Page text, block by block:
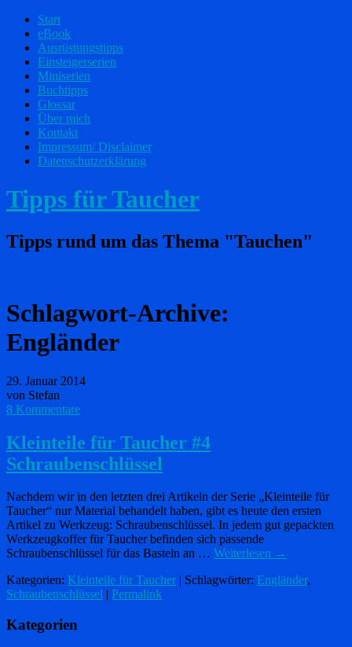
Start
eBook
Ausrüstungstipps
Einsteigerserien
Miniserien
Buchtipps
Glossar
Über mich
Kontakt
Impressum/ Disclaimer
Datenschutzerklärung
Tipps für Taucher
Tipps rund um das Thema "Tauchen"
Schlagwort-Archive:
Engländer
29. Januar 2014
von Stefan
8 Kommentare
Kleinteile für Taucher #4
Schraubenschlüssel
Nachdem wir in den letzten drei Artikeln der Serie „Kleinteile für
Taucher“ nur Material behandelt haben, gibt es heute den ersten
Artikel zu Werkzeug: Schraubenschlüssel. In jedem gut gepackten
Werkzeugkoffer für Taucher befinden sich passende
Schraubenschlüssel für das Basteln an … Weiterlesen →
Kategorien: Kleinteile für Taucher | Schlagwörter: Engländer,
Schraubenschlüssel
Permalink
Kategorien